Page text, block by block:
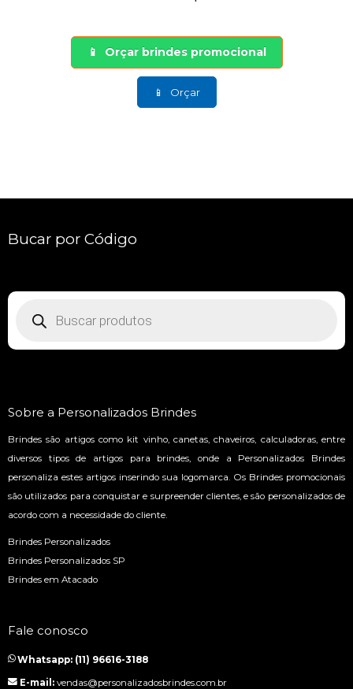
Orçar brindes promocional
Bucar por Código
Sobre a Personalizados Brindes
Brindes são artigos como kit vinho, canetas, chaveiros, calculadoras, entre
diversos tipos de artigos para brindes, onde a Personalizados Brindes
personaliza estes artigos inserindo sua logomarca. Os Brindes promocionais
são utilizados para conquistar e surpreender clientes, e são personalizados de
acordo com a necessidade do cliente.
Brindes Personalizados
Brindes Personalizados SP
Brindes em Atacado
Fale conosco
Whatsapp: (11) 96616-3188
E-mail: vendas@personalizadosbrindes.com.br